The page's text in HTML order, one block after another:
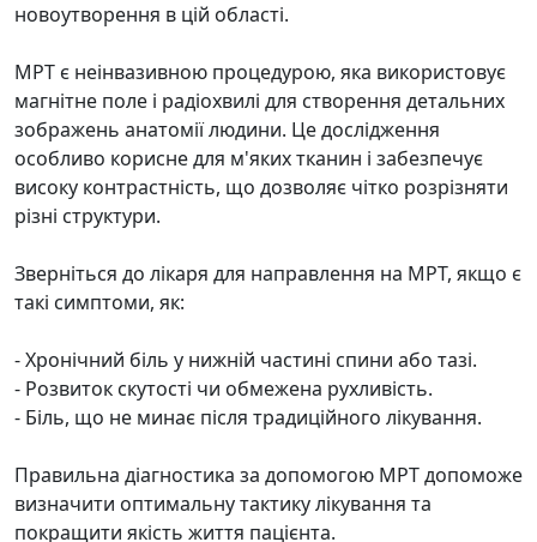
новоутворення в цій області.
МРТ є неінвазивною процедурою, яка використовує
магнітне поле і радіохвилі для створення детальних
зображень анатомії людини. Це дослідження
особливо корисне для м'яких тканин і забезпечує
високу контрастність, що дозволяє чітко розрізняти
різні структури.
Зверніться до лікаря для направлення на МРТ, якщо є
такі симптоми, як:
- Хронічний біль у нижній частині спини або тазі.
- Розвиток скутості чи обмежена рухливість.
- Біль, що не минає після традиційного лікування.
Правильна діагностика за допомогою МРТ допоможе
визначити оптимальну тактику лікування та
покращити якість життя пацієнта.